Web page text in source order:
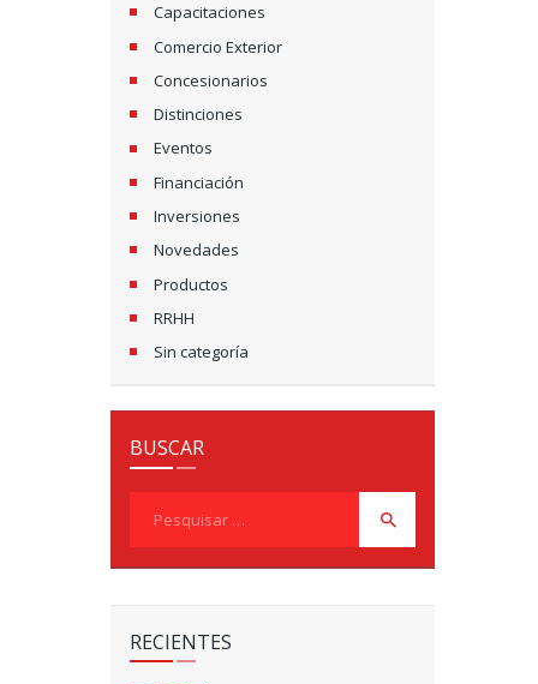
Capacitaciones
Comercio Exterior
Concesionarios
Distinciones
Eventos
Financiación
Inversiones
Novedades
Productos
RRHH
Sin categoría
BUSCAR
RECIENTES